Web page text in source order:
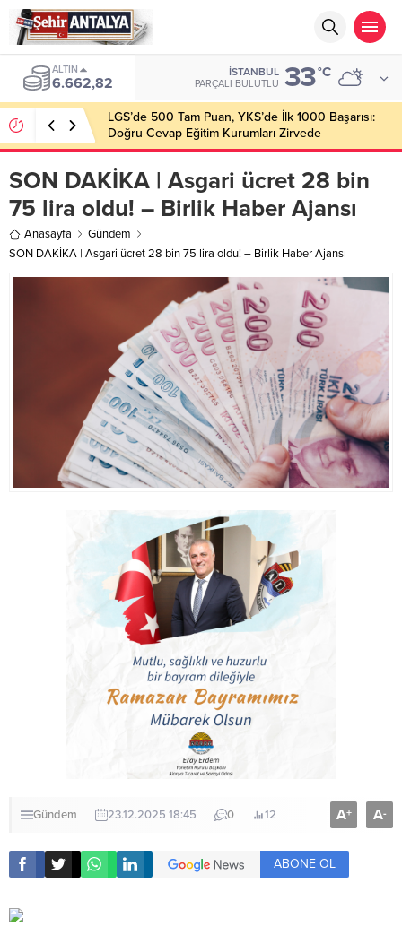
ALTIN
6.662,82
İSTANBUL
PARÇALI BULUTLU 33°C
LGS’de 500 Tam Puan, YKS’de İlk 1000 Başarısı:
Doğru Cevap Eğitim Kurumları Zirvede
SON DAKİKA | Asgari ücret 28 bin
75 lira oldu! – Birlik Haber Ajansı
Anasayfa
Gündem
SON DAKİKA | Asgari ücret 28 bin 75 lira oldu! – Birlik Haber Ajansı
Gündem 23.12.2025 18:45 0 12 A+ A-
ABONE OL